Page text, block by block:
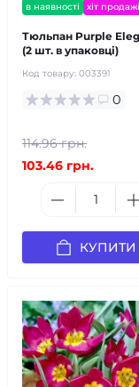
в наявності
хіт
Тюльпан Purple
(2 шт. в упаковці)
Код товару: 003391
0
114.96 грн.
103.46 грн.
КУПИТИ